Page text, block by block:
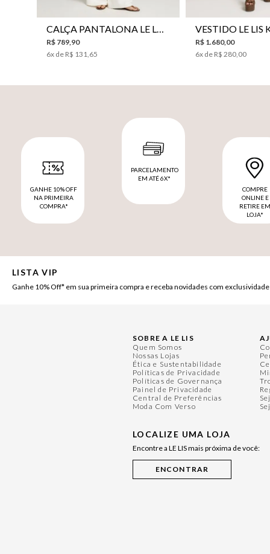
CALÇA PANTALONA LE LIS HORI FEMININA
R$ 789,90
6x de R$ 131,65
R$ 1.680,00
6x de R$ 280,00
GANHE 10% OFF
NA PRIMEIRA
COMPRA*
PARCELAMENTO
EM ATÉ 6X*
COMPRE
ONLINE E
RETIRE EM
LOJA*
LISTA VIP
Ganhe 10% Off* em sua primeira compra e receba novidades com exclusividade
SOBRE A LE LIS
Quem Somos
Nossas Lojas
Ética e Sustentabilidade
Políticas de Privacidade
Políticas de Governança
Painel de Privacidade
Central de Preferências
Moda Com Verso
LOCALIZE UMA LOJA
Encontre a LE LIS mais próxima de você: